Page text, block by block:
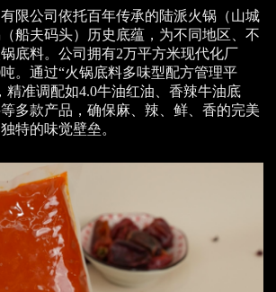
限公司依托百年传承的陆派火锅（山城
船夫码头）历史底蕴，为不同地区、不
底料。公司拥有2万平方米现代化厂
。通过“火锅底料多味型配方管理平
精准调配如4.0牛油红油、香辣牛油底
多款产品，确保麻、辣、鲜、香的完美
特的味觉壁垒。